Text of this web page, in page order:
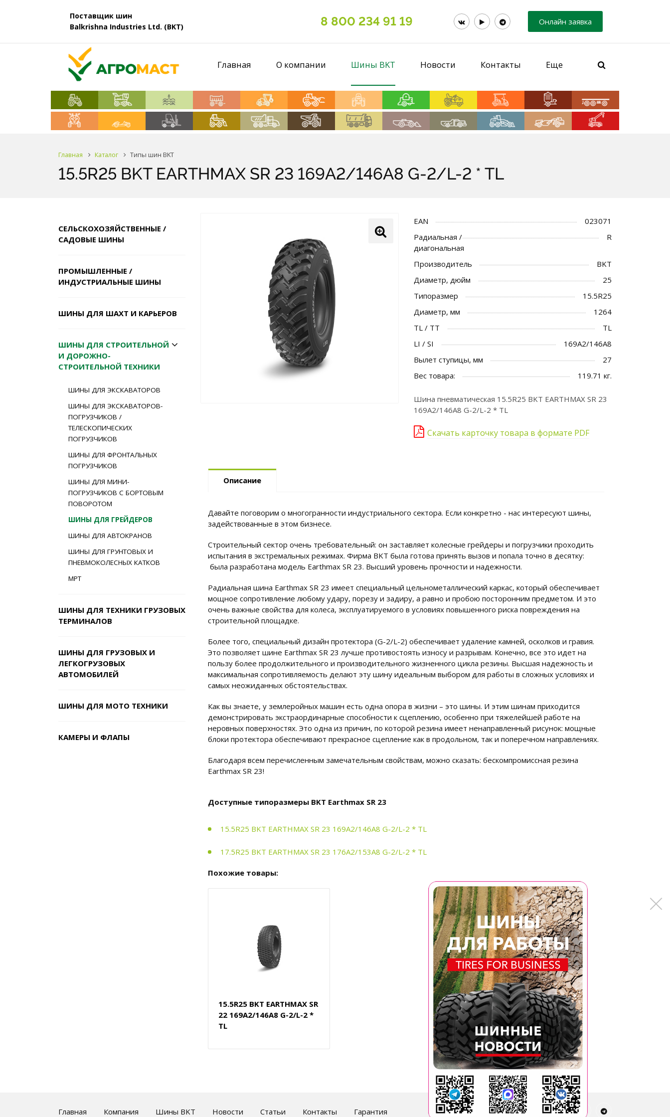
Поставщик шин
Balkrishna Industries Ltd. (BKT)
8 800 234 91 19 Онлайн заявка
Главная О компании Шины BKT Новости Контакты Еще
Главная Каталог Типы шин BKT
15.5R25 BKT EARTHMAX SR 23 169A2/146A8 G-2/L-2 * TL
СЕЛЬСКОХОЗЯЙСТВЕННЫЕ /
САДОВЫЕ ШИНЫ
ПРОМЫШЛЕННЫЕ /
ИНДУСТРИАЛЬНЫЕ ШИНЫ
ШИНЫ ДЛЯ ШАХТ И КАРЬЕРОВ
ШИНЫ ДЛЯ СТРОИТЕЛЬНОЙ
И ДОРОЖНО-
СТРОИТЕЛЬНОЙ ТЕХНИКИ
ШИНЫ ДЛЯ ЭКСКАВАТОРОВ
ШИНЫ ДЛЯ ЭКСКАВАТОРОВ-
ПОГРУЗЧИКОВ /
ТЕЛЕСКОПИЧЕСКИХ
ПОГРУЗЧИКОВ
ШИНЫ ДЛЯ ФРОНТАЛЬНЫХ
ПОГРУЗЧИКОВ
ШИНЫ ДЛЯ МИНИ-
ПОГРУЗЧИКОВ С БОРТОВЫМ
ПОВОРОТОМ
ШИНЫ ДЛЯ ГРЕЙДЕРОВ
ШИНЫ ДЛЯ АВТОКРАНОВ
ШИНЫ ДЛЯ ГРУНТОВЫХ И
ПНЕВМОКОЛЕСНЫХ КАТКОВ
MPT
ШИНЫ ДЛЯ ТЕХНИКИ ГРУЗОВЫХ
ТЕРМИНАЛОВ
ШИНЫ ДЛЯ ГРУЗОВЫХ И
ЛЕГКОГРУЗОВЫХ
АВТОМОБИЛЕЙ
ШИНЫ ДЛЯ МОТО ТЕХНИКИ
КАМЕРЫ И ФЛАПЫ
EAN
023071
Радиальная /
диагональная
R
Производитель
BKT
Диаметр, дюйм
25
Типоразмер
15.5R25
Диаметр, мм
1264
TL / TT
TL
LI / SI
169A2/146A8
Вылет ступицы, мм
27
Вес товара:
119.71 кг.
Шина пневматическая 15.5R25 BKT EARTHMAX SR 23
169A2/146A8 G-2/L-2 * TL
Скачать карточку товара в формате PDF
Описание
Давайте поговорим о многогранности индустриального сектора. Если конкретно - нас интересуют шины,
задействованные в этом бизнесе.
Строительный сектор очень требовательный: он заставляет колесные грейдеры и погрузчики проходить
испытания в экстремальных режимах. Фирма BKT была готова принять вызов и попала точно в десятку:
была разработана модель Earthmax SR 23. Высший уровень прочности и надежности.
Радиальная шина Earthmax SR 23 имеет специальный цельнометаллический каркас, который обеспечивает
мощное сопротивление любому удару, порезу и задиру, а равно и пробою посторонним предметом. И это
очень важные свойства для колеса, эксплуатируемого в условиях повышенного риска повреждения на
строительной площадке.
Более того, специальный дизайн протектора (G-2/L-2) обеспечивает удаление камней, осколков и гравия.
Это позволяет шине Earthmax SR 23 лучше противостоять износу и разрывам. Конечно, все это идет на
пользу более продолжительного и производительного жизненного цикла резины. Высшая надежность и
максимальная сопротивляемость делают эту шину идеальным выбором для работы в сложных условиях и
самых неожиданных обстоятельствах.
Как вы знаете, у землеройных машин есть одна опора в жизни – это шины. И этим шинам приходится
демонстрировать экстраординарные способности к сцеплению, особенно при тяжелейшей работе на
неровных поверхностях. Это одна из причин, по которой резина имеет ненаправленный рисунок: мощные
блоки протектора обеспечивают прекрасное сцепление как в продольном, так и поперечном направлениях.
Благодаря всем перечисленным замечательным свойствам, можно сказать: бескомпромиссная резина
Earthmax SR 23!
Доступные типоразмеры BKT Earthmax SR 23
15.5R25 BKT EARTHMAX SR 23 169A2/146A8 G-2/L-2 * TL
17.5R25 BKT EARTHMAX SR 23 176A2/153A8 G-2/L-2 * TL
Похожие товары:
15.5R25 BKT EARTHMAX SR
22 169A2/146A8 G-2/L-2 *
TL
Главная Компания Шины BKT Новости Статьи Контакты Гарантия